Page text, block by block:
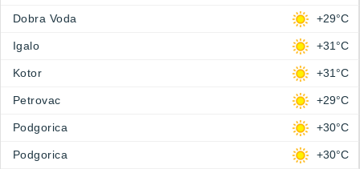
Dobra Voda +29°C
Igalo +31°C
Kotor +31°C
Petrovac +29°C
Podgorica +30°C
Podgorica +30°C